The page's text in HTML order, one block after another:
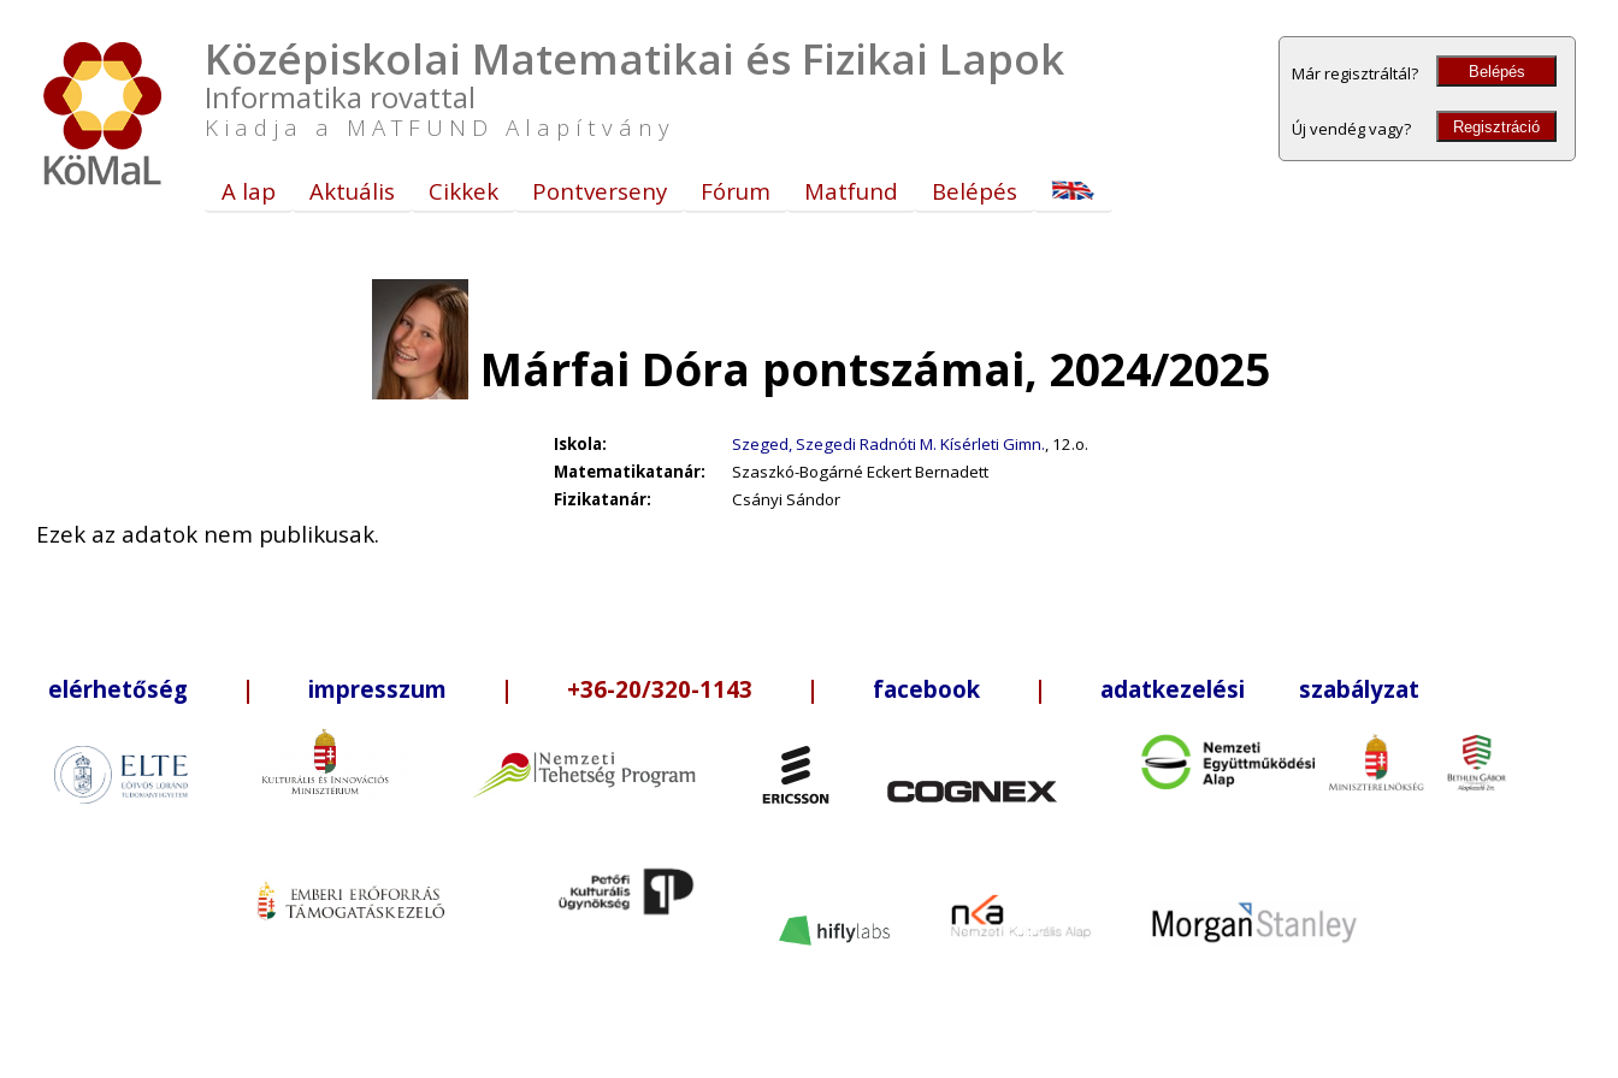
Középiskolai Matematikai és Fizikai Lapok
Informatika rovattal
Kiadja a MATFUND Alapítvány
Már regisztráltál? Belépés
Új vendég vagy? Regisztráció
A lap Aktuális Cikkek Pontverseny Fórum Matfund Belépés
Márfai Dóra pontszámai, 2024/2025
Iskola: Szeged, Szegedi Radnóti M. Kísérleti Gimn., 12.o.
Matematikatanár:
Szaszkó-Bogárné Eckert Bernadett
Fizikatanár:
Csányi Sándor
Ezek az adatok nem publikusak.
elérhetőség | impresszum | +36-20/320-1143 | facebook | adatkezelési szabályzat